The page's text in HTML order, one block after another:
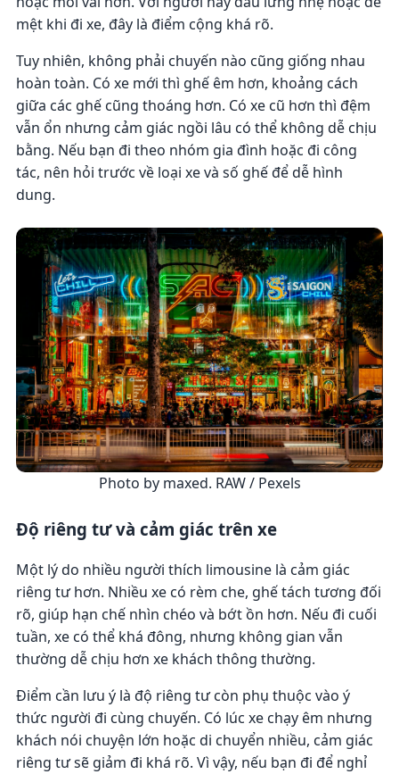
mệt khi đi xe, đây là điểm cộng khá rõ.
Tuy nhiên, không phải chuyến nào cũng giống nhau
hoàn toàn. Có xe mới thì ghế êm hơn, khoảng cách
giữa các ghế cũng thoáng hơn. Có xe cũ hơn thì đệm
vẫn ổn nhưng cảm giác ngồi lâu có thể không dễ chịu
bằng. Nếu bạn đi theo nhóm gia đình hoặc đi công
tác, nên hỏi trước về loại xe và số ghế để dễ hình
dung.
Photo by maxed. RAW / Pexels
Độ riêng tư và cảm giác trên xe
Một lý do nhiều người thích limousine là cảm giác
riêng tư hơn. Nhiều xe có rèm che, ghế tách tương đối
rõ, giúp hạn chế nhìn chéo và bớt ồn hơn. Nếu đi cuối
tuần, xe có thể khá đông, nhưng không gian vẫn
thường dễ chịu hơn xe khách thông thường.
Điểm cần lưu ý là độ riêng tư còn phụ thuộc vào ý
thức người đi cùng chuyến. Có lúc xe chạy êm nhưng
khách nói chuyện lớn hoặc di chuyển nhiều, cảm giác
riêng tư sẽ giảm đi khá rõ. Vì vậy, nếu bạn đi để nghỉ